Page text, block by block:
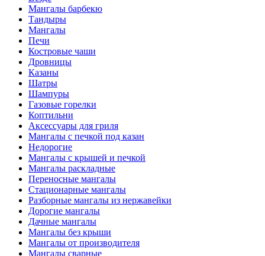
Мангалы барбекю
Тандыры
Мангалы
Печи
Костровые чаши
Дровницы
Казаны
Шатры
Шампуры
Газовые горелки
Коптильни
Аксессуары для гриля
Мангалы с печкой под казан
Недорогие
Мангалы с крышей и печкой
Мангалы раскладные
Переносные мангалы
Стационарные мангалы
Разборные мангалы из нержавейки
Дорогие мангалы
Дачные мангалы
Мангалы без крыши
Мангалы от производителя
Мангалы сварные